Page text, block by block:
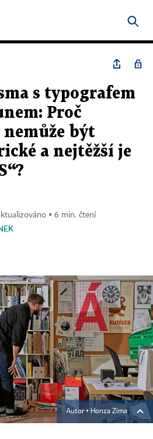
s typografem
Proč
nemůže být
a nejtěžší je
▪ 6 min. čtení
Autor ▪ Honza Zima